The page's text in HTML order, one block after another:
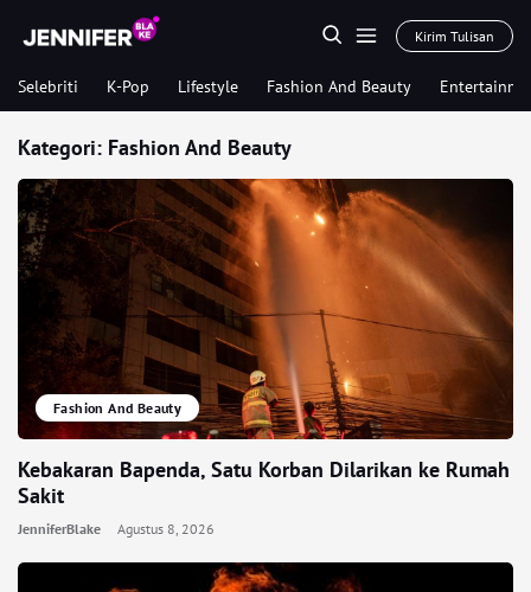
Kirim Tulisan
Selebriti K-Pop Lifestyle Fashion And Beauty
Kategori: Fashion And Beauty
Fashion And Beauty
Kebakaran Bapenda, Satu Korban Dilarikan ke Rumah
Sakit
JenniferBlake Agustus 8, 2026